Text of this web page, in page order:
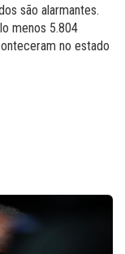
são alarmantes.
menos 5.804
no estado